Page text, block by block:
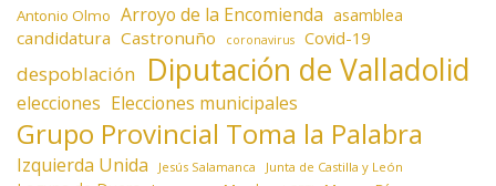
Antonio Olmo Arroyo de la Encomienda asamblea
candidatura Castronuño coronavirus Covid-19
despoblación Diputación de Valladolid
elecciones Elecciones municipales
Grupo Provincial Toma la Palabra
Izquierda Unida Jesús Salamanca Junta de Castilla y León